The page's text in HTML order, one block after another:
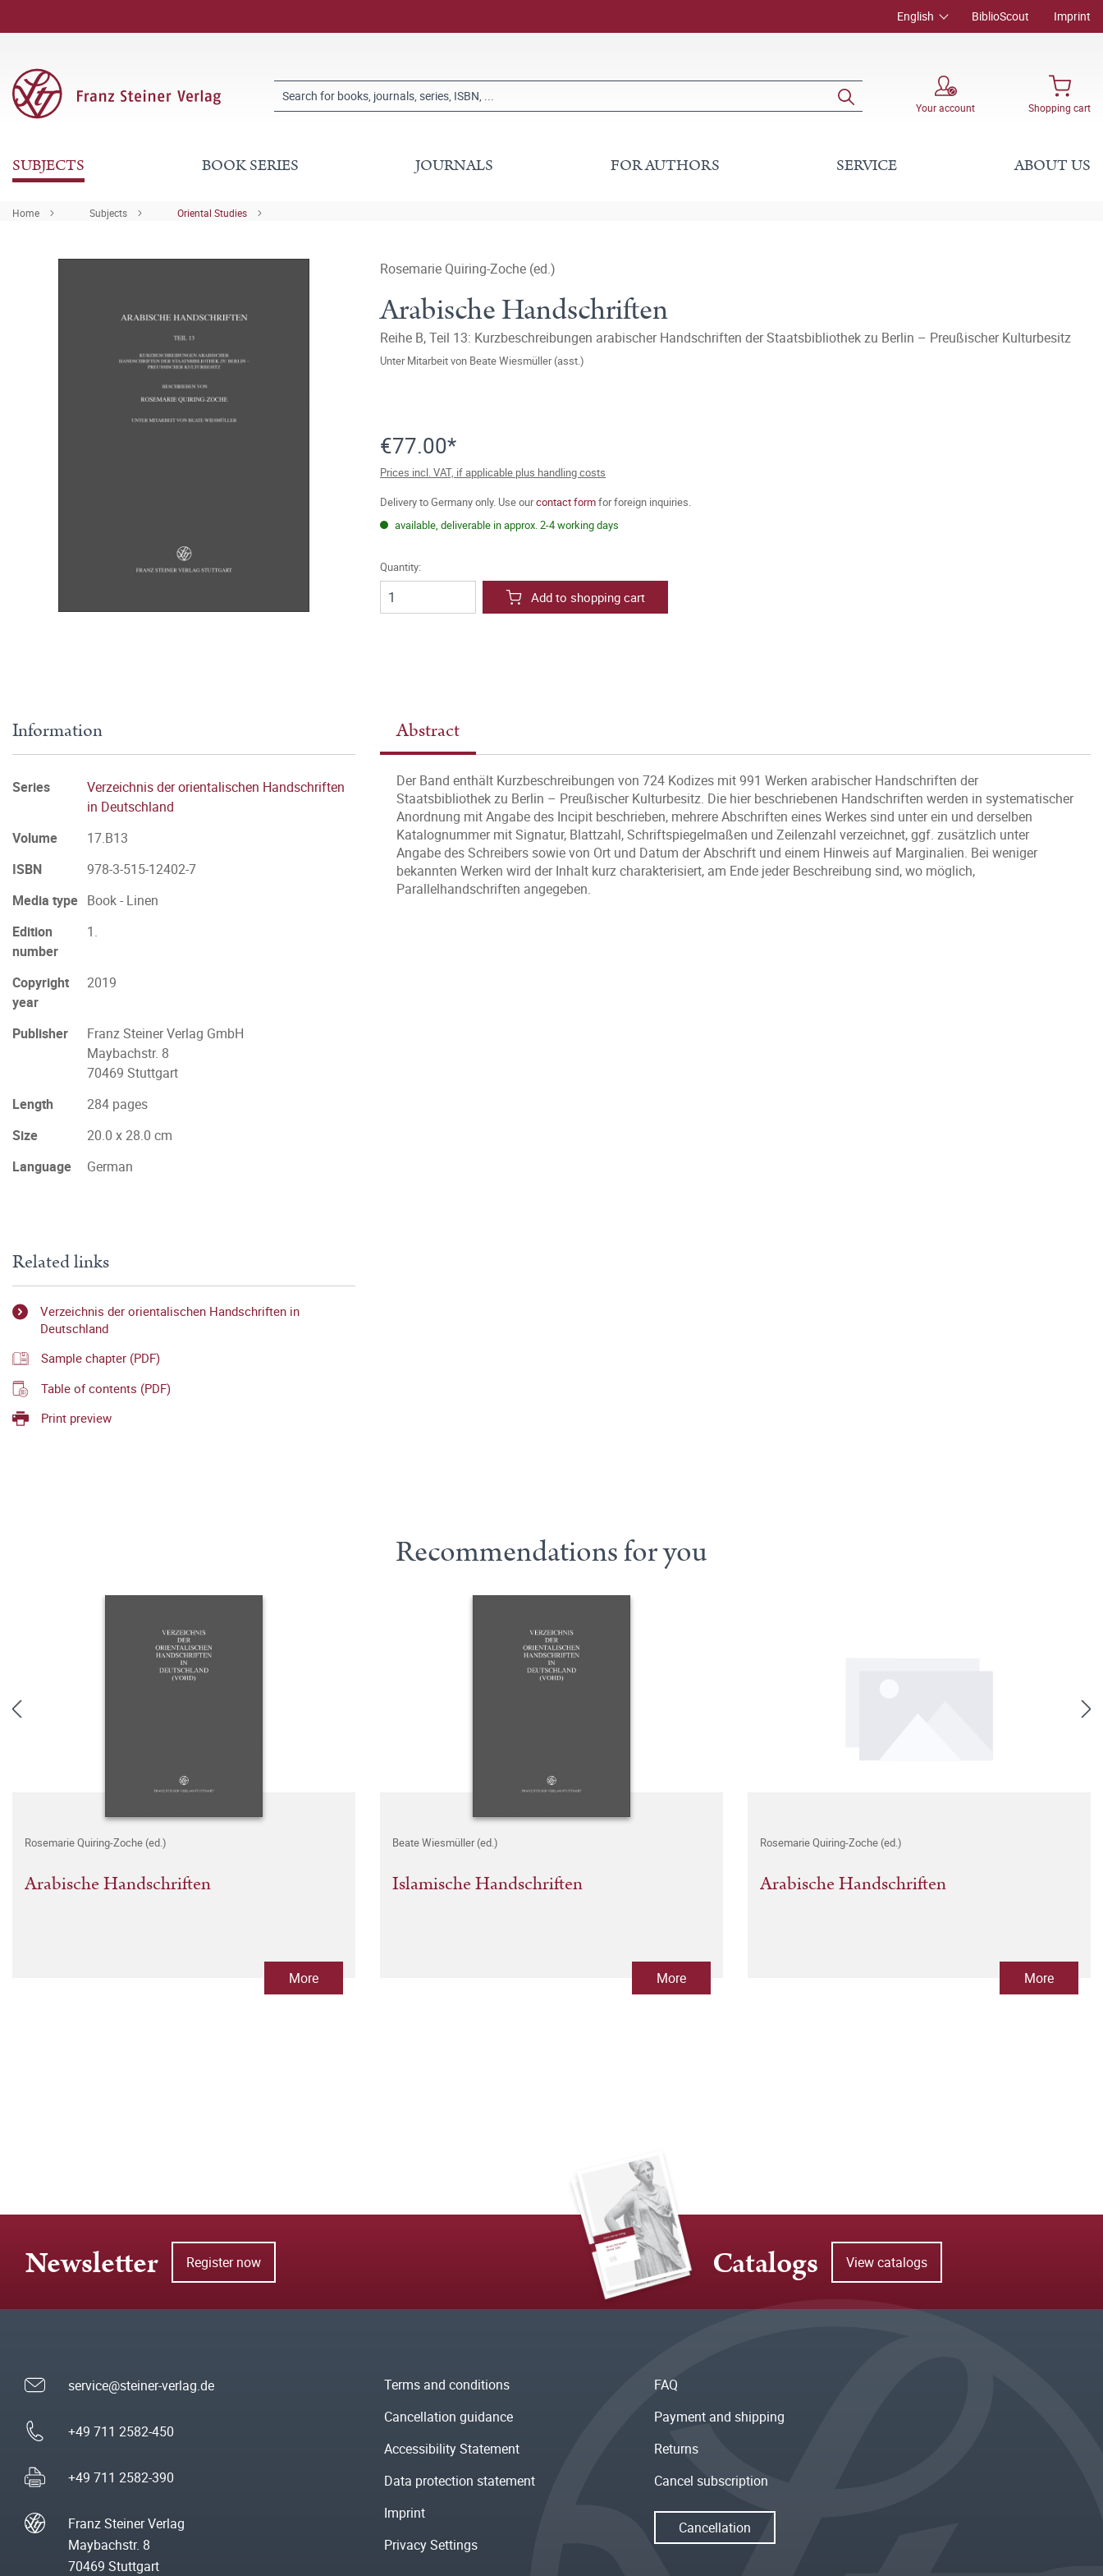
English BiblioScout Imprint
Your account Shopping cart
SUBJECTS BOOK SERIES JOURNALS FOR AUTHORS SERVICE ABOUT US
Home Subjects Oriental Studies
Rosemarie Quiring-Zoche (ed.)
Arabische Handschriften
Reihe B, Teil 13: Kurzbeschreibungen arabischer Handschriften der Staatsbibliothek zu Berlin – Preußischer Kulturbesitz
Unter Mitarbeit von Beate Wiesmüller (asst.)
€77.00*
Prices incl. VAT, if applicable plus handling costs
Delivery to Germany only. Use ourcontact formfor foreign inquiries.
available, deliverable in approx. 2-4 working days
Quantity:
Add to shopping cart
Abstract
Der Band enthält Kurzbeschreibungen von 724 Kodizes mit 991 Werken arabischer Handschriften der
Staatsbibliothek zu Berlin – Preußischer Kulturbesitz. Die hier beschriebenen Handschriften werden in systematischer
Anordnung mit Angabe des Incipit beschrieben, mehrere Abschriften eines Werkes sind unter ein und derselben
Katalognummer mit Signatur, Blattzahl, Schriftspiegelmaßen und Zeilenzahl verzeichnet, ggf. zusätzlich unter
Angabe des Schreibers sowie von Ort und Datum der Abschrift und einem Hinweis auf Marginalien. Bei weniger
bekannten Werken wird der Inhalt kurz charakterisiert, am Ende jeder Beschreibung sind, wo möglich,
Parallelhandschriften angegeben.
Information
Series
Verzeichnis der orientalischen Handschriften
in Deutschland
Volume
17.B13
ISBN
978-3-515-12402-7
Media type Book - Linen
Edition
number
1.
Copyright
year
2019
Publisher
Franz Steiner Verlag GmbH
Maybachstr. 8
70469 Stuttgart
Length
284 pages
Size
20.0 x 28.0 cm
Language
German
Related links
Verzeichnis der orientalischen Handschriften in
Deutschland
Sample chapter (PDF)
Table of contents (PDF)
Print preview
Recommendations for you
Rosemarie Quiring-Zoche (ed.)
Arabische Handschriften
More
Beate Wiesmüller (ed.)
Islamische Handschriften
More
Rosemarie Quiring-Zoche (ed.)
Arabische Handschriften
More
Newsletter Register now Catalogs View catalogs
service@steiner-verlag.de
+49 711 2582-450
+49 711 2582-390
Franz Steiner Verlag
Maybachstr. 8
70469 Stuttgart
Terms and conditions
Cancellation guidance
Accessibility Statement
Data protection statement
Imprint
Privacy Settings
FAQ
Payment and shipping
Returns
Cancel subscription
Cancellation